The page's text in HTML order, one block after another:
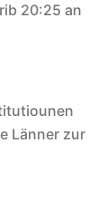
20:25 an
Länner zur